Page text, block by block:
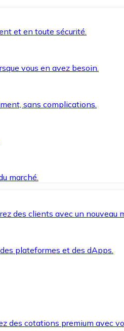
et en toute sécurité.
vous en avez besoin.
sans complications.
marché.
des clients avec un nouveau
plateformes et des dApps.
des cotations premium avec